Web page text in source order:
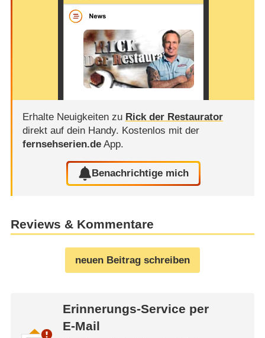
Erhalte Neuigkeiten zu Rick der Restaurator
direkt auf dein Handy. Kostenlos mit der
fernsehserien.deApp.
Benachrichtige mich
Reviews & Kommentare
neuen Beitrag schreiben
Erinnerungs-Service per
E-Mail